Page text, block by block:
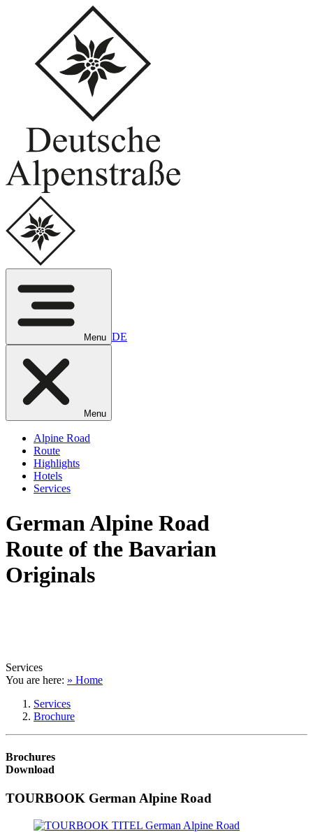
Menu DE
Menu
Alpine Road
Route
Highlights
Hotels
Services
GermanAlpine Road
Route of the Bavarian
Originals
Services
You are here: » Home
Services
Brochure
Brochures
Download
TOURBOOK German Alpine Road